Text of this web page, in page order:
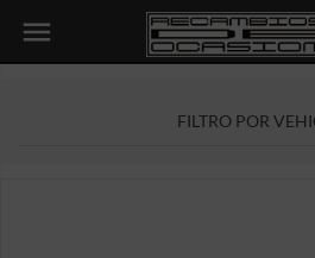

FILTRO POR